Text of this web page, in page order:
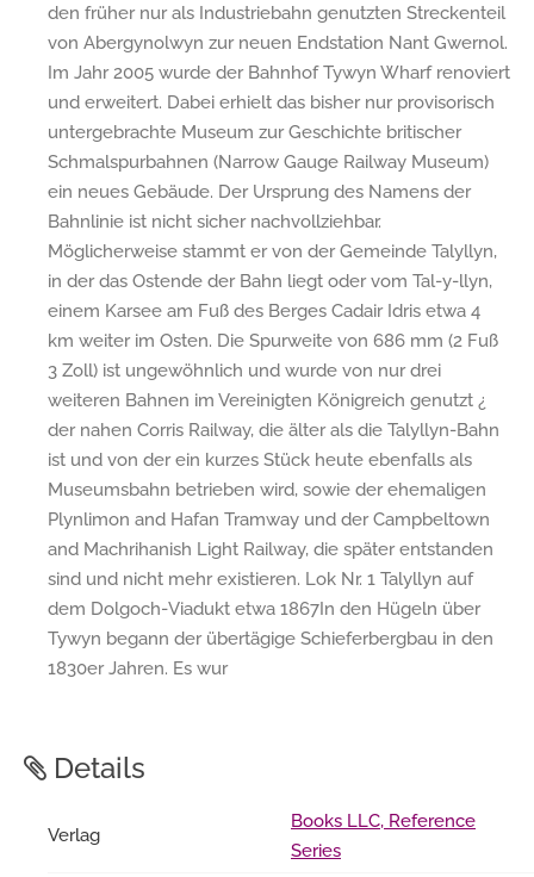
den früher nur als Industriebahn genutzten Streckenteil
von Abergynolwyn zur neuen Endstation Nant Gwernol.
Im Jahr 2005 wurde der Bahnhof Tywyn Wharf renoviert
und erweitert. Dabei erhielt das bisher nur provisorisch
untergebrachte Museum zur Geschichte britischer
Schmalspurbahnen (Narrow Gauge Railway Museum)
ein neues Gebäude. Der Ursprung des Namens der
Bahnlinie ist nicht sicher nachvollziehbar.
Möglicherweise stammt er von der Gemeinde Talyllyn,
in der das Ostende der Bahn liegt oder vom Tal-y-llyn,
einem Karsee am Fuß des Berges Cadair Idris etwa 4
km weiter im Osten. Die Spurweite von 686 mm (2 Fuß
3 Zoll) ist ungewöhnlich und wurde von nur drei
weiteren Bahnen im Vereinigten Königreich genutzt ¿
der nahen Corris Railway, die älter als die Talyllyn-Bahn
ist und von der ein kurzes Stück heute ebenfalls als
Museumsbahn betrieben wird, sowie der ehemaligen
Plynlimon and Hafan Tramway und der Campbeltown
and Machrihanish Light Railway, die später entstanden
sind und nicht mehr existieren. Lok Nr. 1 Talyllyn auf
dem Dolgoch-Viadukt etwa 1867In den Hügeln über
Tywyn begann der übertägige Schieferbergbau in den
1830er Jahren. Es wur
Details
Verlag
Books LLC, Reference
Series